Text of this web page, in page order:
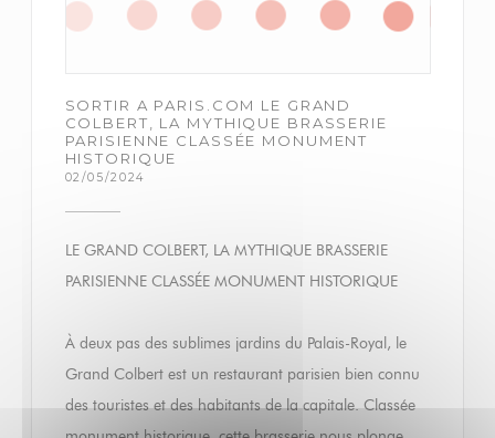
SORTIR A PARIS.COM LE GRAND
COLBERT, LA MYTHIQUE BRASSERIE
PARISIENNE CLASSÉE MONUMENT
HISTORIQUE
02/05/2024
LE GRAND COLBERT, LA MYTHIQUE BRASSERIE
PARISIENNE CLASSÉE MONUMENT HISTORIQUE
À deux pas des sublimes jardins du Palais-Royal, le
Grand Colbert est un restaurant parisien bien connu
des touristes et des habitants de la capitale. Classée